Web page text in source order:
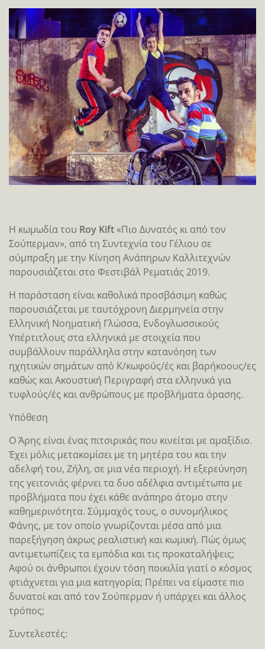
Η κωμωδία του Roy Kift«Πιο Δυνατός κι από τον
Σούπερμαν», από τη Συντεχνία του Γέλιου σε
σύμπραξη με την Κίνηση Ανάπηρων Καλλιτεχνών
παρουσιάζεται στο Φεστιβάλ Ρεματιάς 2019.
Η παράσταση είναι καθολικά προσβάσιμη καθώς
παρουσιάζεται με ταυτόχρονη Διερμηνεία στην
Ελληνική Νοηματική Γλώσσα, Ενδογλωσσικούς
Υπέρτιτλους στα ελληνικά με στοιχεία που
συμβάλλουν παράλληλα στην κατανόηση των
ηχητικών σημάτων από Κ/κωφούς/ές και βαρήκοους/ες
καθώς και Ακουστική Περιγραφή στα ελληνικά για
τυφλούς/ές και ανθρώπους με προβλήματα όρασης.
Υπόθεση
Ο Άρης είναι ένας πιτσιρικάς που κινείται με αμαξίδιο.
Έχει μόλις μετακομίσει με τη μητέρα του και την
αδελφή του, Ζήλη, σε μια νέα περιοχή. Η εξερεύνηση
της γειτονιάς φέρνει τα δυο αδέλφια αντιμέτωπα με
προβλήματα που έχει κάθε ανάπηρο άτομο στην
καθημερινότητα. Σύμμαχός τους, ο συνομήλικος
Φάνης, με τον οποίο γνωρίζονται μέσα από μια
παρεξήγηση άκρως ρεαλιστική και κωμική. Πώς όμως
αντιμετωπίζεις τα εμπόδια και τις προκαταλήψεις;
Αφού οι άνθρωποι έχουν τόση ποικιλία γιατί ο κόσμος
φτιάχνεται για μια κατηγορία; Πρέπει να είμαστε πιο
δυνατοί και από τον Σούπερμαν ή υπάρχει και άλλος
τρόπος;
Συντελεστές: